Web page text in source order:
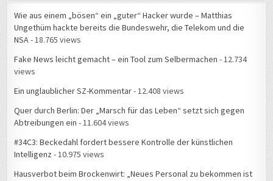
Wie aus einem „bösen“ ein „guter“ Hacker wurde – Matthias
Ungethüm hackte bereits die Bundeswehr, die Telekom und die
NSA- 18.765 views
Fake News leicht gemacht – ein Tool zum Selbermachen - 12.734
views
Ein unglaublicher SZ-Kommentar- 12.408 views
Quer durch Berlin: Der „Marsch für das Leben“ setzt sich gegen
Abtreibungen ein - 11.604 views
#34C3: Beckedahl fordert bessere Kontrolle der künstlichen
Intelligenz - 10.975 views
Hausverbot beim Brockenwirt: „Neues Personal zu bekommen ist